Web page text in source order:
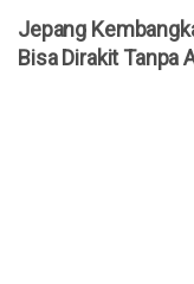
Jepang
Bisa Dirakit Tanpa